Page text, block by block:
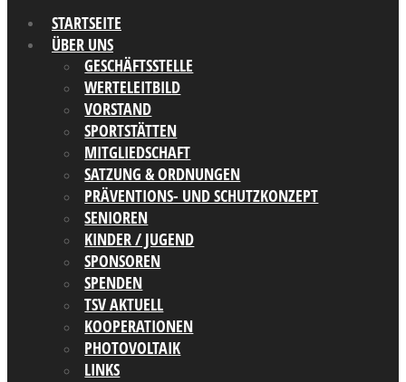
STARTSEITE
ÜBER UNS
GESCHÄFTSSTELLE
WERTELEITBILD
VORSTAND
SPORTSTÄTTEN
MITGLIEDSCHAFT
SATZUNG & ORDNUNGEN
PRÄVENTIONS- UND SCHUTZKONZEPT
SENIOREN
KINDER / JUGEND
SPONSOREN
SPENDEN
TSV AKTUELL
KOOPERATIONEN
PHOTOVOLTAIK
LINKS